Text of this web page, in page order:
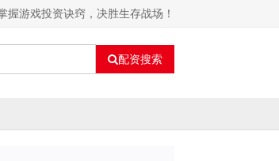
游戏投资诀窍，决胜生存战场！
配资搜索